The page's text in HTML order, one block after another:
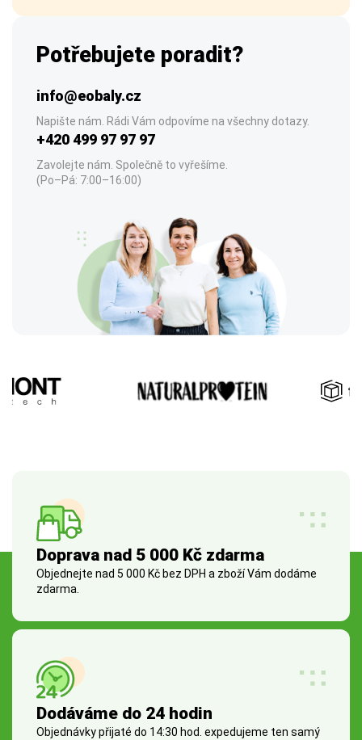
Potřebujete poradit?
info@eobaly.cz
Napište nám. Rádi Vám odpovíme na všechny dotazy.
+420 499 97 97 97
Zavolejte nám. Společně to vyřešíme.
(Po–Pá: 7:00–16:00)
Doprava nad 5 000 Kč zdarma
Objednejte nad 5 000 Kč bez DPH a zboží Vám dodáme
zdarma.
Dodáváme do 24 hodin
Objednávky přijaté do 14:30 hod. expedujeme ten samý